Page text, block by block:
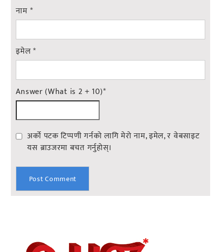
नाम *
इमेल*
Answer (What is 2 + 10)*
अर्को पटक टिप्पणी गर्नको लागि मेरो नाम, इमेल, र वेबसाइट
यस ब्राउजरमा बचत गर्नुहोस्।